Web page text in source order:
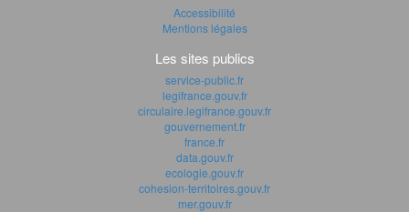
Accessibilité
Mentions légales
Les sites publics
service-public.fr
legifrance.gouv.fr
circulaire.legifrance.gouv.fr
gouvernement.fr
france.fr
data.gouv.fr
ecologie.gouv.fr
cohesion-territoires.gouv.fr
mer.gouv.fr